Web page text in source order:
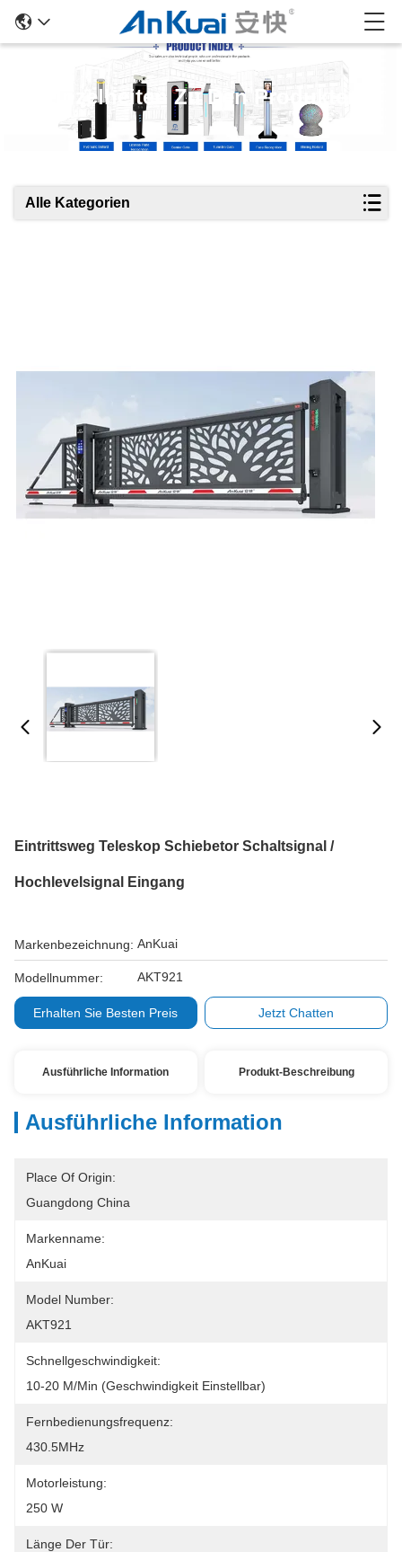
Einzelheiten Zu Den Produkten
Alle Kategorien
Eintrittsweg Teleskop Schiebetor Schaltsignal /
Hochlevelsignal Eingang
Markenbezeichnung: AnKuai
Modellnummer: AKT921
Erhalten Sie Besten Preis Jetzt Chatten
Ausführliche Information Produkt-Beschreibung
Ausführliche Information
Place Of Origin:
Guangdong China
Markenname:
AnKuai
Model Number:
AKT921
Schnellgeschwindigkeit:
10-20 M/min (Geschwindigkeit Einstellbar)
Fernbedienungsfrequenz:
430.5MHz
Motorleistung:
250 W
Länge Der Tür: